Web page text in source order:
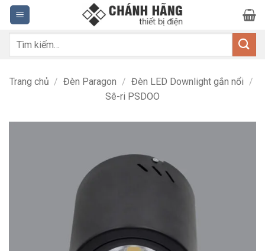
Bỏ
qua
nội
dung
Tìm
Trang chủ / Đèn Paragon / Đèn LED Downlight gắn nổi /
Sê-ri PSDOO